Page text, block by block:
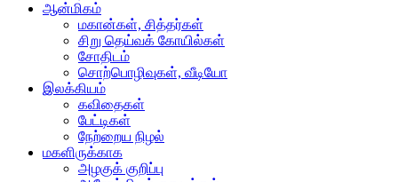
ஆன்மிகம்
மகான்கள், சித்தர்கள்
சிறு தெய்வக் கோயில்கள்
சோதிடம்
சொற்பொழிவுகள், வீடியோ
இலக்கியம்
கவிதைகள்
பேட்டிகள்
நேற்றைய நிழல்
மகளிருக்காக
அழகுக் குறிப்பு